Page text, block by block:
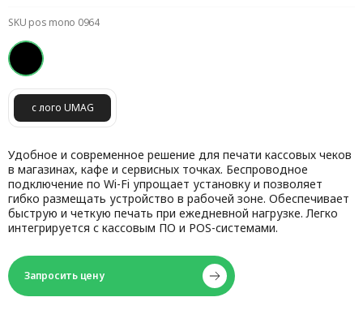
SKU pos mono 0964
с лого UMAG
Удобное и современное решение для печати кассовых чеков
в магазинах, кафе и сервисных точках. Беспроводное
подключение по Wi-Fi упрощает установку и позволяет
гибко размещать устройство в рабочей зоне. Обеспечивает
быструю и четкую печать при ежедневной нагрузке. Легко
интегрируется с кассовым ПО и POS-системами.
Запросить цену